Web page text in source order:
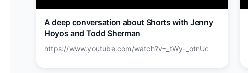
A deep conversation about Shorts with Jenny
Hoyos and Todd Sherman
https://www.youtube.com/watch?v=_tWy-_otnUc